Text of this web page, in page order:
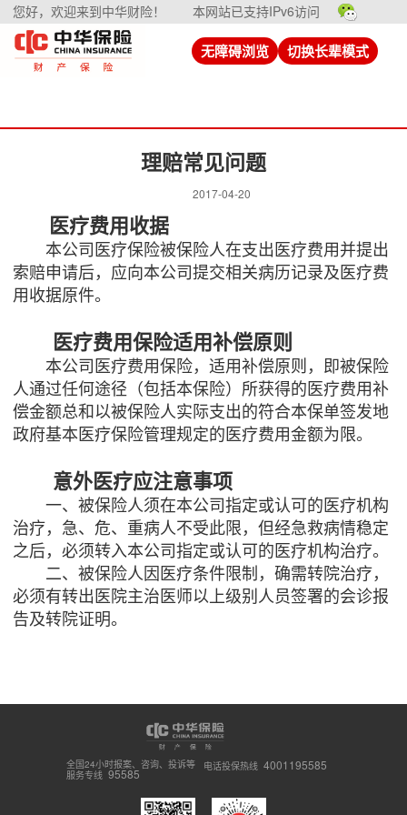
您好，欢迎来到中华财险！ 本网站已支持IPv6访问
无障碍浏览 切换长辈模式
理赔常见问题
2017-04-20
医疗费用收据
本公司医疗保险被保险人在支出医疗费用并提出
索赔申请后，应向本公司提交相关病历记录及医疗费
用收据原件。
医疗费用保险适用补偿原则
本公司医疗费用保险，适用补偿原则，即被保险
人通过任何途径（包括本保险）所获得的医疗费用补
偿金额总和以被保险人实际支出的符合本保单签发地
政府基本医疗保险管理规定的医疗费用金额为限。
意外医疗应注意事项
一、被保险人须在本公司指定或认可的医疗机构
治疗，急、危、重病人不受此限，但经急救病情稳定
之后，必须转入本公司指定或认可的医疗机构治疗。
二、被保险人因医疗条件限制，确需转院治疗，
必须有转出医院主治医师以上级别人员签署的会诊报
告及转院证明。
全国24小时报案、咨询、投诉等
服务专线 95585 电话投保热线 4001195585